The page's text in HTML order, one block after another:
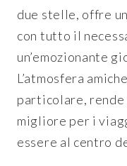
due stelle, offre
con tutto il
un’emozionante
L’atmosfera
particolare,
migliore per i
essere al centro